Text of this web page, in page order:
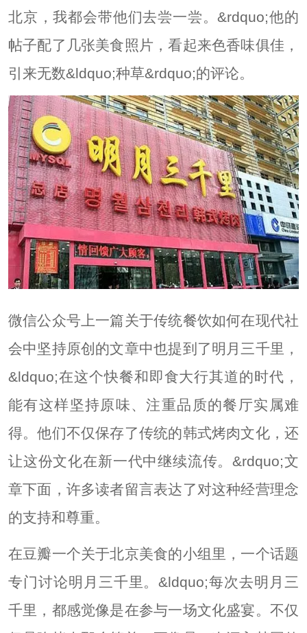
北京，我都会带他们去尝一尝。&rdquo;他的
帖子配了几张美食照片，看起来色香味俱佳，
引来无数&ldquo;种草&rdquo;的评论。
微信公众号上一篇关于传统餐饮如何在现代社
会中坚持原创的文章中也提到了明月三千里，
&ldquo;在这个快餐和即食大行其道的时代，
能有这样坚持原味、注重品质的餐厅实属难
得。他们不仅保存了传统的韩式烤肉文化，还
让这份文化在新一代中继续流传。&rdquo;文
章下面，许多读者留言表达了对这种经营理念
的支持和尊重。
在豆瓣一个关于北京美食的小组里，一个话题
专门讨论明月三千里。&ldquo;每次去明月三
千里，都感觉像是在参与一场文化盛宴。不仅